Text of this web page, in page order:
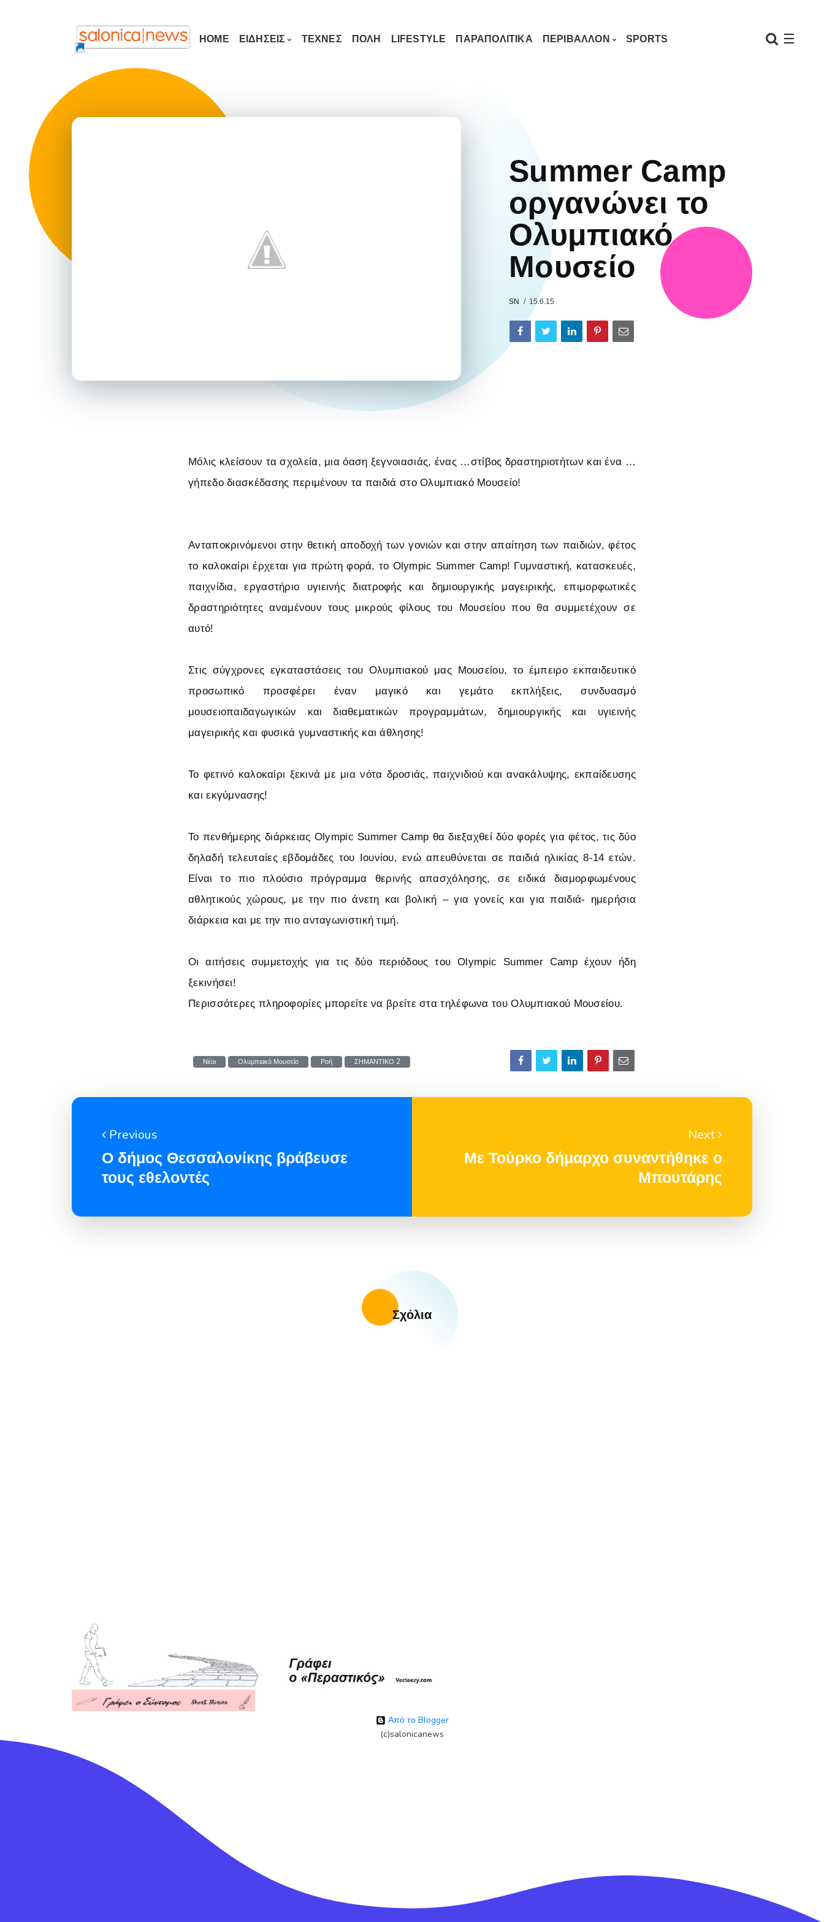
☰
HOME ΕΙΔΗΣΕΙΣ ΤΕΧΝΕΣ ΠΟΛΗ LIFESTYLE ΠΑΡΑΠΟΛΙΤΙΚΑ ΠΕΡΙΒΑΛΛΟΝ SPORTS
Summer Camp
οργανώνει το
Ολυμπιακό
Μουσείο
SN 15.6.15
Μόλις κλείσουν τα σχολεία, μια όαση ξεγνοιασιάς, ένας …στίβος δραστηριοτήτων και ένα …
γήπεδο διασκέδασης περιμένουν τα παιδιά στο Ολυμπιακό Μουσείο!
Ανταποκρινόμενοι στην θετική αποδοχή των γονιών και στην απαίτηση των παιδιών, φέτος
το καλοκαίρι έρχεται για πρώτη φορά, το Olympic Summer Camp! Γυμναστική, κατασκευές,
παιχνίδια, εργαστήριο υγιεινής διατροφής και δημιουργικής μαγειρικής, επιμορφωτικές
δραστηριότητες αναμένουν τους μικρούς φίλους του Μουσείου που θα συμμετέχουν σε
αυτό!
Στις σύγχρονες εγκαταστάσεις του Ολυμπιακού μας Μουσείου, το έμπειρο εκπαιδευτικό
προσωπικό προσφέρει έναν μαγικό και γεμάτο εκπλήξεις, συνδυασμό
μουσειοπαιδαγωγικών και διαθεματικών προγραμμάτων, δημιουργικής και υγιεινής
μαγειρικής και φυσικά γυμναστικής και άθλησης!
Το φετινό καλοκαίρι ξεκινά με μια νότα δροσιάς, παιχνιδιού και ανακάλυψης, εκπαίδευσης
και εκγύμνασης!
Το πενθήμερης διάρκειας Olympic Summer Camp θα διεξαχθεί δύο φορές για φέτος, τις δύο
δηλαδή τελευταίες εβδομάδες του Ιουνίου, ενώ απευθύνεται σε παιδιά ηλικίας 8-14 ετών.
Είναι το πιο πλούσιο πρόγραμμα θερινής απασχόλησης, σε ειδικά διαμορφωμένους
αθλητικούς χώρους, με την πιο άνετη και βολική – για γονείς και για παιδιά- ημερήσια
διάρκεια και με την πιο ανταγωνιστική τιμή.
Οι αιτήσεις συμμετοχής για τις δύο περιόδους του Olympic Summer Camp έχουν ήδη
ξεκινήσει!
Περισσότερες πληροφορίες μπορείτε να βρείτε στα τηλέφωνα του Ολυμπιακού Μουσείου.
Νέοι Ολυμπιακό Μουσείο Ροή ΣΗΜΑΝΤΙΚΟ 2
Previous
Ο δήμος Θεσσαλονίκης βράβευσε
τους εθελοντές
Next
Με Τούρκο δήμαρχο συναντήθηκε ο
Μπουτάρης
Σχόλια
Από το Blogger
(c)salonicanews